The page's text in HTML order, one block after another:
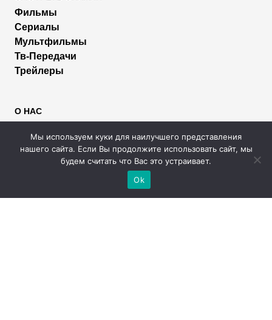
Фильмы
Сериалы
Мультфильмы
Тв-Передачи
Трейлеры
О НАС
Правообладателям
Размещение рекламы
Мы используем куки для наилучшего представления
нашего сайта. Если Вы продолжите использовать сайт, мы
будем считать что Вас это устраивает.
Ok